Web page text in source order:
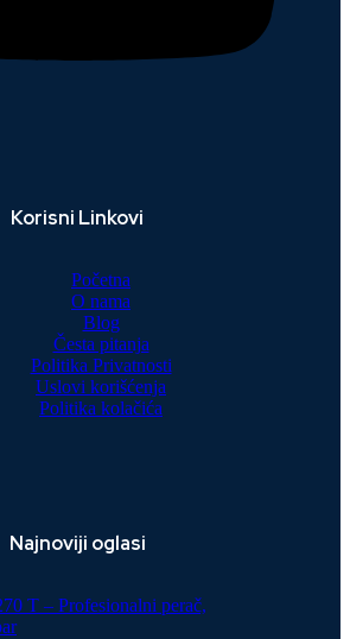
Korisni Linkovi
Početna
O nama
Blog
Česta pitanja
Politika Privatnosti
Uslovi korišćenja
Politika kolačića
Najnoviji oglasi